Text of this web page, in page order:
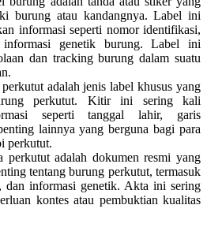
burung atau kandangnya. Label ini
informasi seperti nomor identifikasi,
genetik burung. Label ini
dan tracking burung dalam suatu
adalah jenis label khusus yang
perkutut. Kitir ini sering kali
seperti tanggal lahir, garis
lainnya yang berguna bagi para
perkutut.
perkutut adalah dokumen resmi yang
tentang burung perkutut, termasuk
dan informasi genetik. Akta ini sering
kontes atau pembuktian kualitas